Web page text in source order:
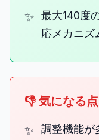
最大140度
応メカニズ
👎 気になる点
調整機能が